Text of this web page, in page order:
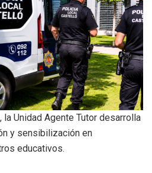
Unidad Agente Tutor desarrolla
y sensibilización en
educativos.